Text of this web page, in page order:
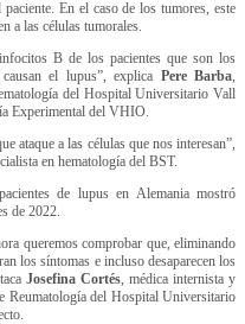
En el caso de los tumores, este
a las células tumorales.
B de los pacientes que son los
el lupus”, explica Pere Barba
del Hospital Universitario Vall
Experimental del VHIO.
ataque a las células que nos interesan”,
en hematología del BST.
de lupus en Alemania mostró
de 2022.
queremos comprobar que, eliminando
los síntomas e incluso desaparecen los
Josefina Cortés , médica internista y
Reumatología del Hospital Universitario